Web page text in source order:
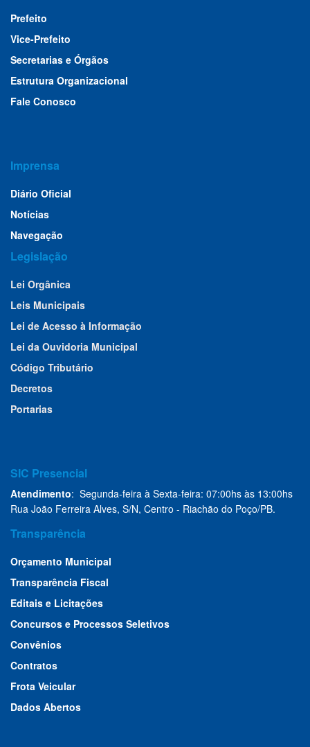
Prefeito
Vice-Prefeito
Secretarias e Órgãos
Estrutura Organizacional
Fale Conosco
Imprensa
Diário Oficial
Notícias
Navegação
Legislação
Lei Orgânica
Leis Municipais
Lei de Acesso à Informação
Lei da Ouvidoria Municipal
Código Tributário
Decretos
Portarias
SIC Presencial
Atendimento: Segunda-feira à Sexta-feira: 07:00hs às 13:00hs
Rua João Ferreira Alves, S/N, Centro - Riachão do Poço/PB.
Transparência
Orçamento Municipal
Transparência Fiscal
Editais e Licitações
Concursos e Processos Seletivos
Convênios
Contratos
Frota Veicular
Dados Abertos